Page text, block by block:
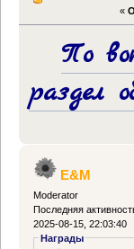
«
По
раздел
E&M
Moderator
Последняя
2025-08-15, 22:03:40
Награды